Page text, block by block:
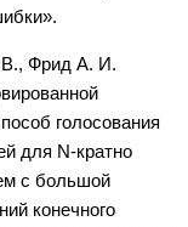
В., Фрид А. И.
голосования
для N-кратно
с большой
конечного